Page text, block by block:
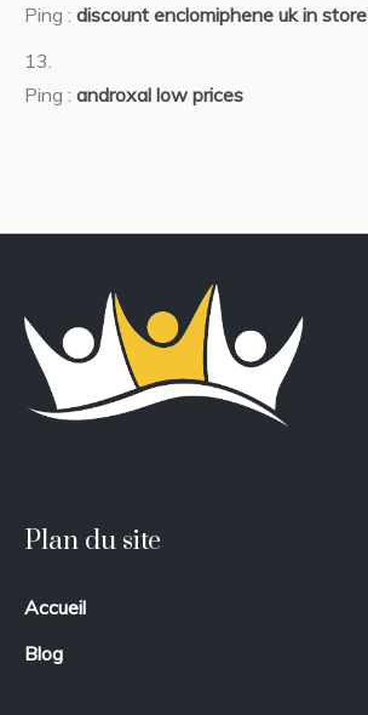
Ping : discount enclomiphene uk in store
Ping : androxal low prices
Plan du site
Accueil
Blog